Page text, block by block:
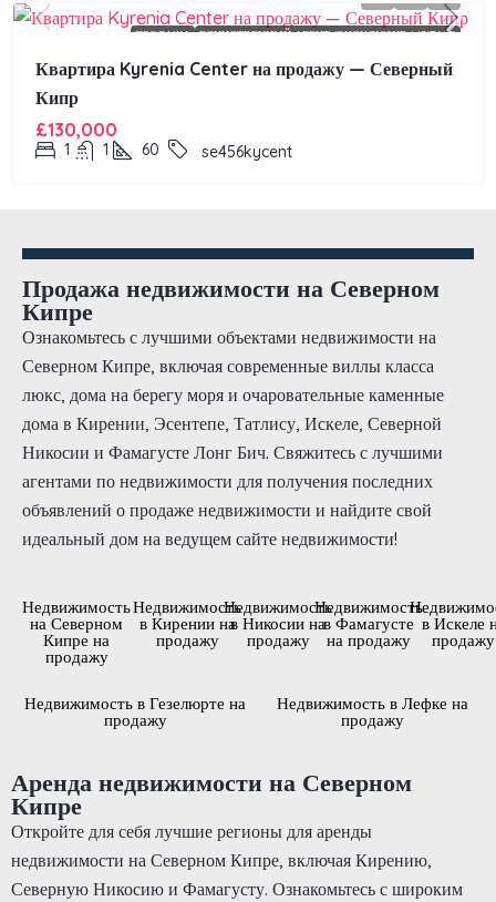
ПРОДАЖА ЕДИНСТВЕННЫЙ АГЕНТ (ЭКСКЛЮЗИВ LISITNG)
Квартира Kyrenia Center на продажу — Северный
Кипр
£130,000
1 1 60 se456kycent
Продажа недвижимости на Северном
Кипре
Ознакомьтесь с лучшими объектами недвижимости на
Северном Кипре, включая современные виллы класса
люкс, дома на берегу моря и очаровательные каменные
дома в Кирении, Эсентепе, Татлису, Искеле, Северной
Никосии и Фамагусте Лонг Бич. Свяжитесь с лучшими
агентами по недвижимости для получения последних
объявлений о продаже недвижимости и найдите свой
идеальный дом на ведущем сайте недвижимости!
Недвижимость
на Северном
Кипре на
продажу
Недвижимость
в Кирении на
продажу
Недвижимость
в Никосии на
продажу
Недвижимость
в Фамагусте
на продажу
в Искеле
продажу
Недвижимость в Гезелюрте на
продажу
Недвижимость в Лефке на
продажу
Аренда недвижимости на Северном
Кипре
Откройте для себя лучшие регионы для аренды
недвижимости на Северном Кипре, включая Кирению,
Северную Никосию и Фамагусту. Ознакомьтесь с широким